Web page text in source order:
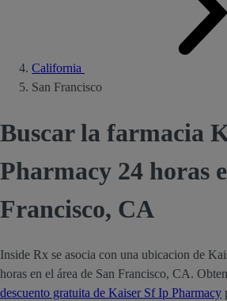
California
San Francisco
Buscar la farmacia
Pharmacy 24 horas
Francisco, CA
Inside Rx se asocia con una ubicacion de
horas en el área de San Francisco, CA.
descuento gratuita de Kaiser Sf Ip Pharmacy